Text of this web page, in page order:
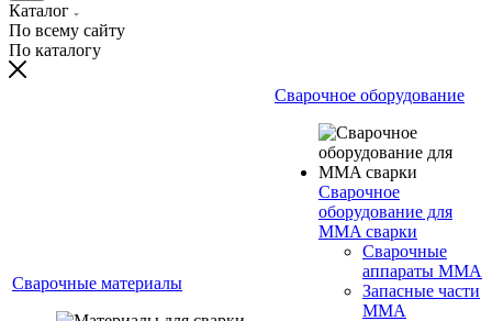
Каталог
По всему сайту
По каталогу
Сварочные материалы
Сварочное оборудование
Сварочное
оборудование для
MMA сварки
Сварочные
аппараты MMA
Запасные части
MMA